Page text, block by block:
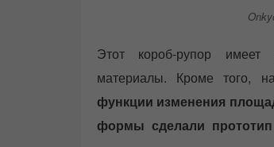
Этот короб-рупор имеет
материалы. Кроме того,
функции изменения
формы сделали